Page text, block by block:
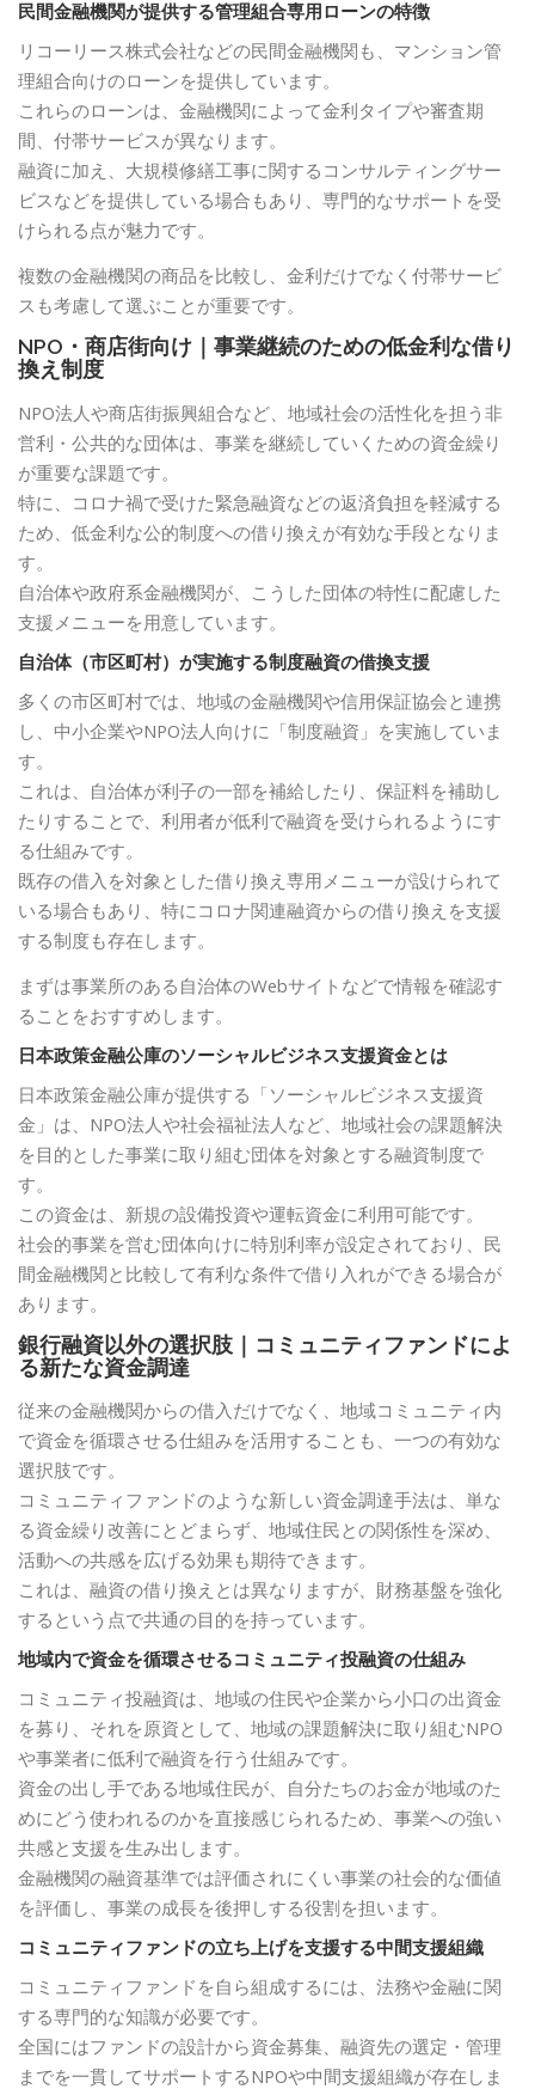
民間金融機関が提供する管理組合専用ローンの特徴
リコーリース株式会社などの民間金融機関も、マンション管
理組合向けのローンを提供しています。
これらのローンは、金融機関によって金利タイプや審査期
間、付帯サービスが異なります。
融資に加え、大規模修繕工事に関するコンサルティングサー
ビスなどを提供している場合もあり、専門的なサポートを受
けられる点が魅力です。
複数の金融機関の商品を比較し、金利だけでなく付帯サービ
スも考慮して選ぶことが重要です。
NPO・商店街向け｜事業継続のための低金利な借り
換え制度
NPO法人や商店街振興組合など、地域社会の活性化を担う非
営利・公共的な団体は、事業を継続していくための資金繰り
が重要な課題です。
特に、コロナ禍で受けた緊急融資などの返済負担を軽減する
ため、低金利な公的制度への借り換えが有効な手段となりま
す。
自治体や政府系金融機関が、こうした団体の特性に配慮した
支援メニューを用意しています。
自治体（市区町村）が実施する制度融資の借換支援
多くの市区町村では、地域の金融機関や信用保証協会と連携
し、中小企業やNPO法人向けに「制度融資」を実施していま
す。
これは、自治体が利子の一部を補給したり、保証料を補助し
たりすることで、利用者が低利で融資を受けられるようにす
る仕組みです。
既存の借入を対象とした借り換え専用メニューが設けられて
いる場合もあり、特にコロナ関連融資からの借り換えを支援
する制度も存在します。
まずは事業所のある自治体のWebサイトなどで情報を確認す
ることをおすすめします。
日本政策金融公庫のソーシャルビジネス支援資金とは
日本政策金融公庫が提供する「ソーシャルビジネス支援資
金」は、NPO法人や社会福祉法人など、地域社会の課題解決
を目的とした事業に取り組む団体を対象とする融資制度で
す。
この資金は、新規の設備投資や運転資金に利用可能です。
社会的事業を営む団体向けに特別利率が設定されており、民
間金融機関と比較して有利な条件で借り入れができる場合が
あります。
銀行融資以外の選択肢｜コミュニティファンドによ
る新たな資金調達
従来の金融機関からの借入だけでなく、地域コミュニティ内
で資金を循環させる仕組みを活用することも、一つの有効な
選択肢です。
コミュニティファンドのような新しい資金調達手法は、単な
る資金繰り改善にとどまらず、地域住民との関係性を深め、
活動への共感を広げる効果も期待できます。
これは、融資の借り換えとは異なりますが、財務基盤を強化
するという点で共通の目的を持っています。
地域内で資金を循環させるコミュニティ投融資の仕組み
コミュニティ投融資は、地域の住民や企業から小口の出資金
を募り、それを原資として、地域の課題解決に取り組むNPO
や事業者に低利で融資を行う仕組みです。
資金の出し手である地域住民が、自分たちのお金が地域のた
めにどう使われるのかを直接感じられるため、事業への強い
共感と支援を生み出します。
金融機関の融資基準では評価されにくい事業の社会的な価値
を評価し、事業の成長を後押しする役割を担います。
コミュニティファンドの立ち上げを支援する中間支援組織
コミュニティファンドを自ら組成するには、法務や金融に関
する専門的な知識が必要です。
全国にはファンドの設計から資金募集、融資先の選定・管理
までを一貫してサポートするNPOや中間支援組織が存在しま